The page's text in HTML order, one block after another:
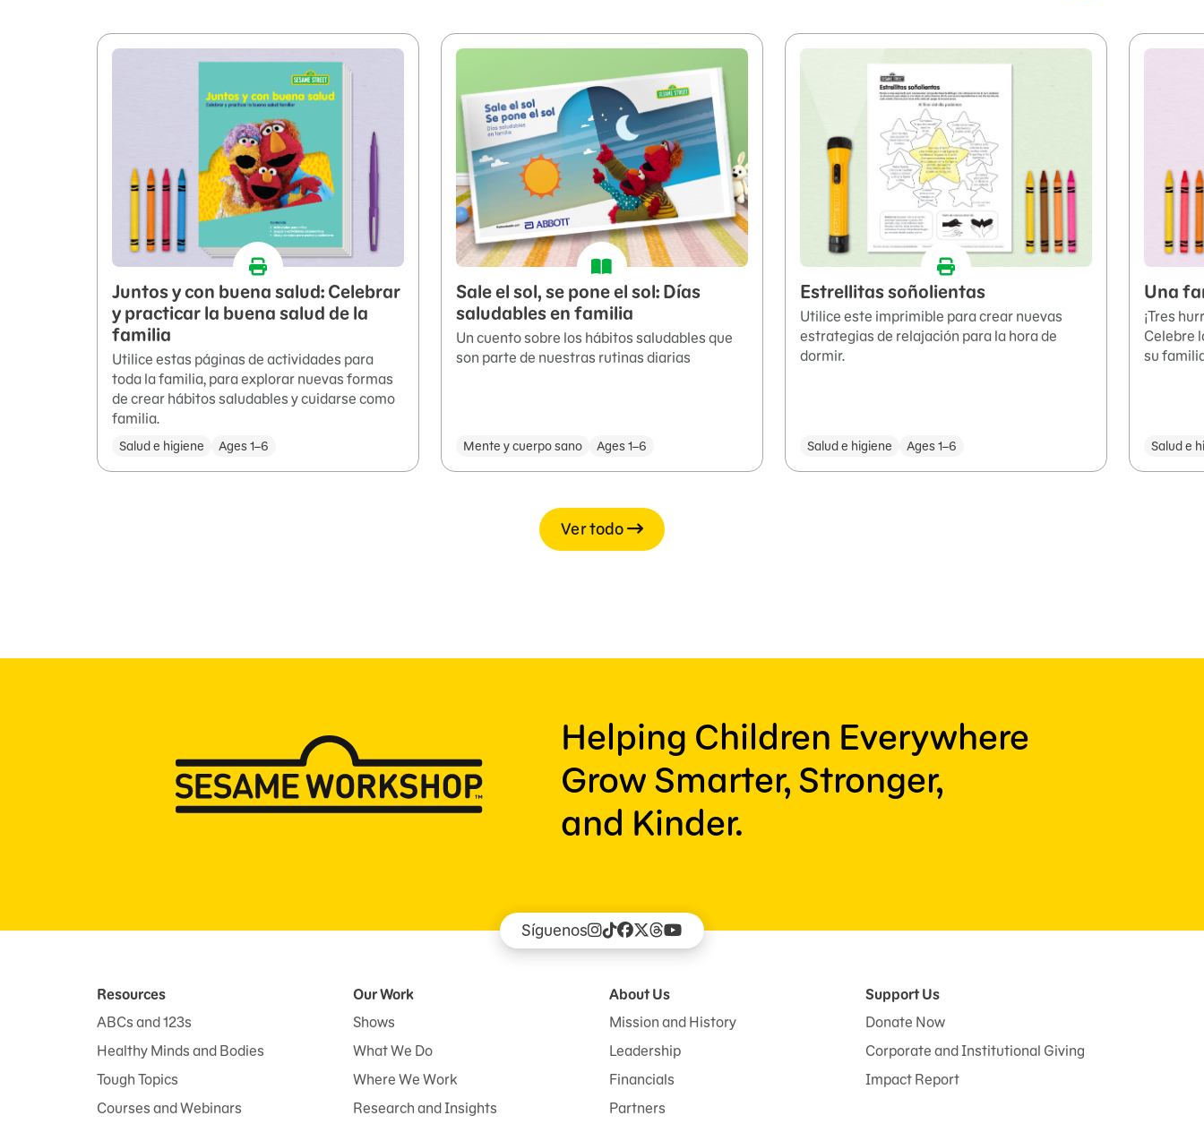
Juntos y con buena salud: Celebrar
y practicar la buena salud de la
familia
Utilice estas páginas de actividades para
toda la familia, para explorar nuevas formas
de crear hábitos saludables y cuidarse como
familia.
Salud e higiene Ages 1–6
Sale el sol, se pone el sol: Días
saludables en familia
Un cuento sobre los hábitos saludables que
son parte de nuestras rutinas diarias
Mente y cuerpo sano Ages 1–6
Estrellitas soñolientas
Utilice este imprimible para crear nuevas
estrategias de relajación para la hora de
dormir.
Salud e higiene Ages 1–6
Una
¡Tres
Celebre
su
Salud e
Ver todo
Helping Children Everywhere
Grow Smarter, Stronger,
and Kinder.
Síguenos
Resources
ABCs and 123s
Healthy Minds and Bodies
Tough Topics
Courses and Webinars
Our Work
Shows
What We Do
Where We Work
Research and Insights
About Us
Mission and History
Leadership
Financials
Partners
Support Us
Donate Now
Corporate and Institutional Giving
Impact Report